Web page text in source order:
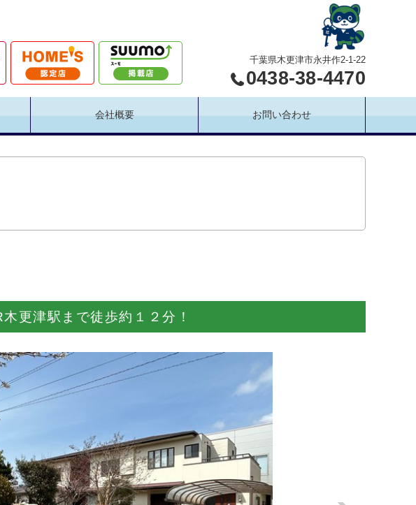
千葉県木更津市永井作2-1-22
0438-38-4470
会社概要 お問い合わせ
更津駅まで徒歩約１２分！